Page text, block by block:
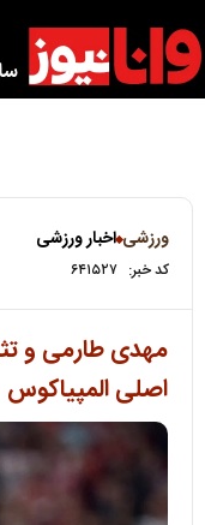
ورزشی اخبار ورزشی
کد خبر: ۶۴۱۵۲۷
مهدی طارمی و
اصلی المپیاکوس